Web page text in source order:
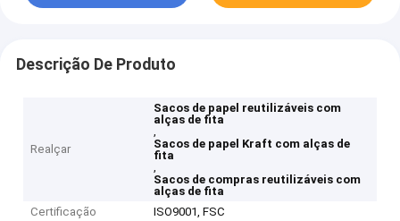
Descrição De Produto
Realçar
Sacos de papel reutilizáveis com
alças de fita
,
Sacos de papel Kraft com alças de
fita
,
Sacos de compras reutilizáveis com
alças de fita
Certificação
ISO9001, FSC